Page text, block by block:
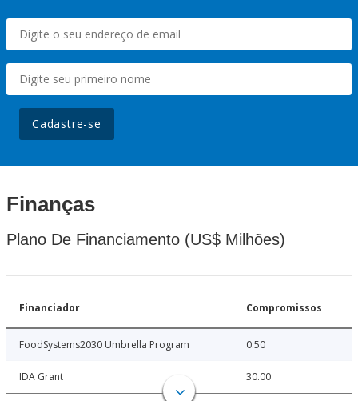
Cadastre-se
Finanças
Plano De Financiamento (US$ Milhões)
Financiador Compromissos
FoodSystems2030 Umbrella Program 0.50
IDA Grant 30.00